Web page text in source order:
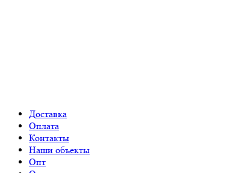
Доставка
Оплата
Контакты
Наши объекты
Опт